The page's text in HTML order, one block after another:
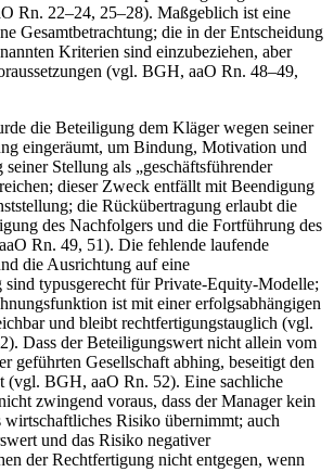
Rn. 22–24, 25–28). Maßgeblich ist eine
Gesamtbetrachtung; die in der Entscheidung
Kriterien sind einzubeziehen, aber
(vgl. BGH, aaO Rn. 48–49,
die Beteiligung dem Kläger wegen seiner
eingeräumt, um Bindung, Motivation und
Stellung als „geschäftsführender
dieser Zweck entfällt mit Beendigung
die Rückübertragung erlaubt die
des Nachfolgers und die Fortführung des
Rn. 49, 51). Die fehlende laufende
die Ausrichtung auf eine
typusgerecht für Private‑Equity‑Modelle;
ist mit einer erfolgsabhängigen
und bleibt rechtfertigungstauglich (vgl.
Dass der Beteiligungswert nicht allein vom
geführten Gesellschaft abhing, beseitigt den
(vgl. BGH, aaO Rn. 52). Eine sachliche
zwingend voraus, dass der Manager kein
wirtschaftliches Risiko übernimmt; auch
und das Risiko negativer
der Rechtfertigung nicht entgegen, wenn